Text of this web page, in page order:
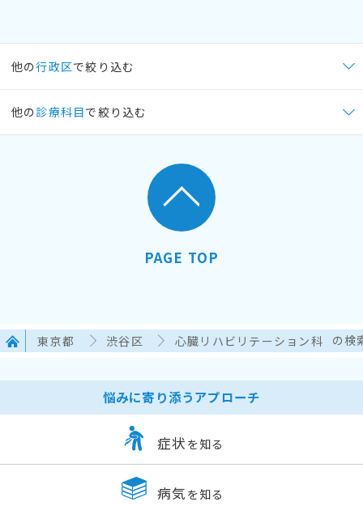
他の行政区で絞り込む
他の 診療科目で絞り込む
PAGE TOP
東京都 渋谷区 心臓リハビリテーション科 の検
悩みに寄り添うアプローチ
症状 を知る
病気 を知る